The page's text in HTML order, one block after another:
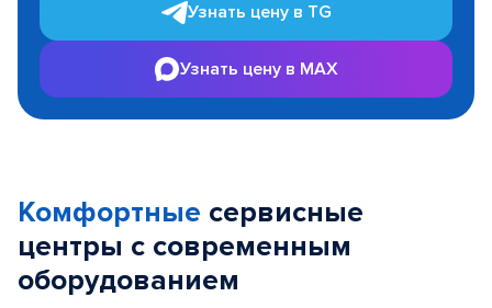
Узнать цену в TG
Узнать цену в MAX
Комфортные сервисные
центры с современным
оборудованием